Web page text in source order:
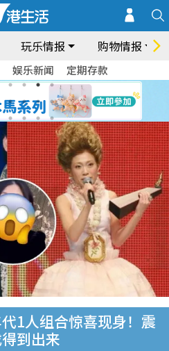
玩乐情报 购物情报
娱乐新闻 定期存款
1人组合惊喜现身！震
到出来